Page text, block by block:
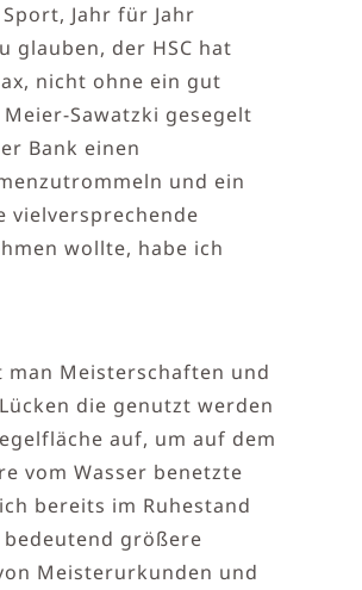
Jahr für Jahr
glauben, der HSC hat
nicht ohne ein gut
Sawatzki gesegelt
Bank einen
und ein
vielversprechende
wollte, habe ich
Meisterschaften und
die genutzt werden
auf, um auf dem
vom Wasser benetzte
bereits im Ruhestand
größere
Meisterurkunden und